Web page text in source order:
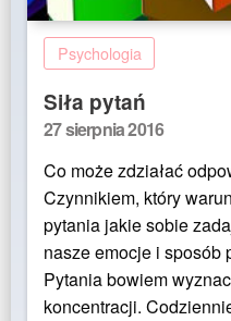
Psychologia
Siła pytań
Posted
27 sierpnia 2016
Co może zdziałać
Czynnikiem, który
pytania jakie sobie
nasze emocje i sposób
Pytania bowiem
koncentracji.